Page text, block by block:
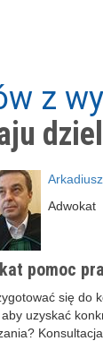
z
Adwokat
pomoc
się do
uzyskać